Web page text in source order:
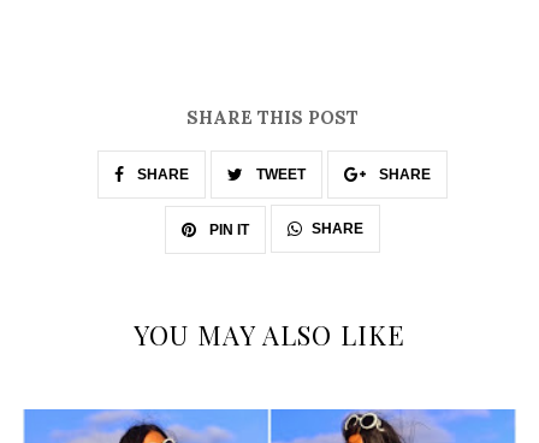
SHARE THIS POST
SHARE TWEET SHARE
PIN IT SHARE
YOU MAY ALSO LIKE